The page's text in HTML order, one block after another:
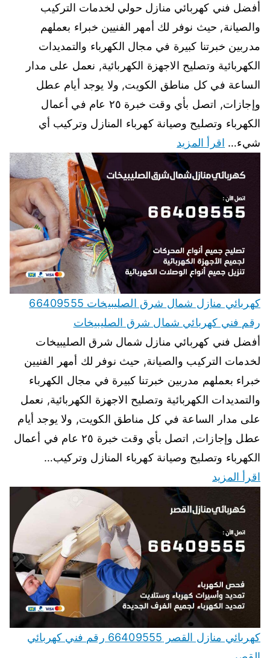
أفضل فني كهربائي منازل حولي لخدمات التركيب
والصيانة, حيث نوفر لك أمهر الفنيين خبراء بعملهم
مدربين خبرتنا كبيرة في مجال الكهرباء والتمديدات
الكهربائية وتصليح الاجهزة الكهربائية, نعمل على مدار
الساعة في كل مناطق الكويت, ولا يوجد أيام عطل
وإجازات, اتصل بأي وقت خبرة ٢٥ عام في أعمال
الكهرباء وتصليح وصيانة كهرباء المنازل وتركيب أي
شيء… اقرأ المزيد
كهربائي منازل شمال شرق الصليبيخات 66409555
رقم فني كهربائي شمال شرق الصليبيخات
أفضل فني كهربائي منازل شمال شرق الصليبيخات
لخدمات التركيب والصيانة, حيث نوفر لك أمهر الفنيين
خبراء بعملهم مدربين خبرتنا كبيرة في مجال الكهرباء
والتمديدات الكهربائية وتصليح الاجهزة الكهربائية, نعمل
على مدار الساعة في كل مناطق الكويت, ولا يوجد أيام
عطل وإجازات, اتصل بأي وقت خبرة ٢٥ عام في أعمال
الكهرباء وتصليح وصيانة كهرباء المنازل وتركيب…
اقرأ المزيد
كهربائي منازل القصر 66409555 رقم فني كهربائي